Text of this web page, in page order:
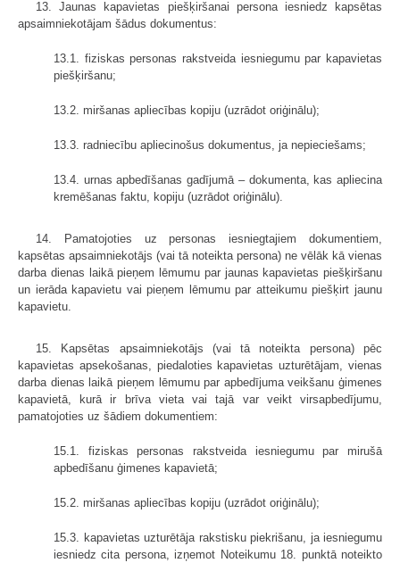
13. Jaunas kapavietas piešķiršanai persona iesniedz kapsētas
apsaimniekotājam šādus dokumentus:
13.1. fiziskas personas rakstveida iesniegumu par kapavietas
piešķiršanu;
13.2. miršanas apliecības kopiju (uzrādot oriģinālu);
13.3. radniecību apliecinošus dokumentus, ja nepieciešams;
13.4. urnas apbedīšanas gadījumā – dokumenta, kas apliecina
kremēšanas faktu, kopiju (uzrādot oriģinālu).
14. Pamatojoties uz personas iesniegtajiem dokumentiem,
kapsētas apsaimniekotājs (vai tā noteikta persona) ne vēlāk kā vienas
darba dienas laikā pieņem lēmumu par jaunas kapavietas piešķiršanu
un ierāda kapavietu vai pieņem lēmumu par atteikumu piešķirt jaunu
kapavietu.
15. Kapsētas apsaimniekotājs (vai tā noteikta persona) pēc
kapavietas apsekošanas, piedaloties kapavietas uzturētājam, vienas
darba dienas laikā pieņem lēmumu par apbedījuma veikšanu ģimenes
kapavietā, kurā ir brīva vieta vai tajā var veikt virsapbedījumu,
pamatojoties uz šādiem dokumentiem:
15.1. fiziskas personas rakstveida iesniegumu par mirušā
apbedīšanu ģimenes kapavietā;
15.2. miršanas apliecības kopiju (uzrādot oriģinālu);
15.3. kapavietas uzturētāja rakstisku piekrišanu, ja iesniegumu
iesniedz cita persona, izņemot Noteikumu 18. punktā noteikto